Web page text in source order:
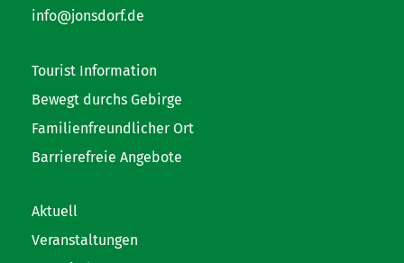
info@jonsdorf.de
Tourist Information
Bewegt durchs Gebirge
Familienfreundlicher Ort
Barrierefreie Angebote
Aktuell
Veranstaltungen